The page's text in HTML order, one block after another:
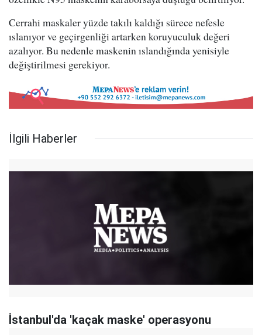
Cerrahi maskaler yüzde takılı kaldığı sürece nefesle
ıslanıyor ve geçirgenliği artarken koruyuculuk değeri
azalıyor. Bu nedenle maskenin ıslandığında yenisiyle
değiştirilmesi gerekiyor.
İlgili Haberler
İstanbul'da 'kaçak maske' operasyonu